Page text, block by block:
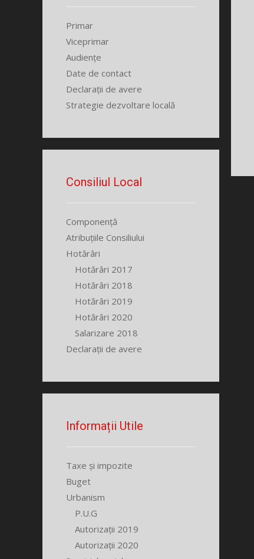
Primar
Viceprimar
Audiențe
Date de contact
Declarații de avere
Strategie dezvoltare locală
Consiliul Local
Componență
Atribuțiile Consiliului
Hotărâri
Hotărâri 2017
Hotărâri 2018
Hotărâri 2019
Hotărâri 2020
Salarizare 2018
Declarații de avere
Informații Utile
Taxe și impozite
Buget
Urbanism
P.U.G
Autorizații 2019
Autorizații 2020